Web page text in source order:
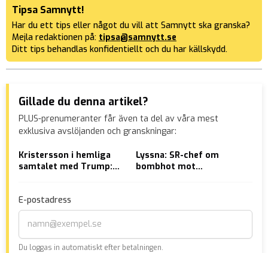
Tipsa Samnytt!
Har du ett tips eller något du vill att Samnytt ska granska?
Mejla redaktionen på: tipsa@samnytt.se
Ditt tips behandlas konfidentiellt och du har källskydd.
Gillade du denna artikel?
PLUS-prenumeranter får även ta del av våra mest
exklusiva avslöjanden och granskningar:
Kristersson i hemliga
samtalet med Trump:
för Sverige
Lyssna: SR-chef om
bombhot mot
E-postadress
Du loggas in automatiskt efter betalningen.